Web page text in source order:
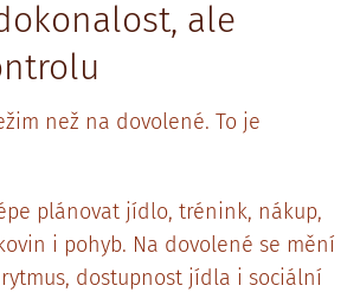
ale
než na dovolené. To je
plánovat jídlo, trénink, nákup,
i pohyb. Na dovolené se mění
dostupnost jídla i sociální